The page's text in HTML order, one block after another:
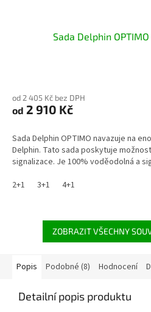
Sada Delphin
od 2 405 Kč bez DPH
od 2 910 Kč
Sada Delphin OPTIMO navazuje na
Delphin. Tato sada poskytuje
signalizace. Je 100% voděodolná a
2+1
3+1 4+1
ZOBRAZIT VŠECHNY
Popis Podobné (8) Hodnocení
Detailní popis produktu